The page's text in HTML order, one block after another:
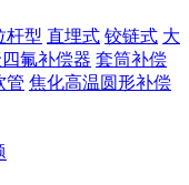
杆型 直埋式 铰链式 大
氟补偿器 套筒补偿
管 焦化高温圆形补偿